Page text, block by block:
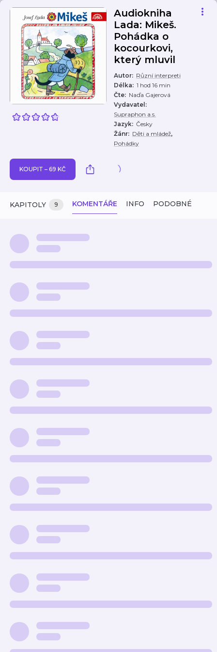
Audiokniha
Lada: Mikeš.
Pohádka o
kocourkovi,
který mluvil
Autor: Různí interpreti
Délka: 1 hod 16 min
Čte: Naďa Gajerová
Vydavatel :
Supraphon a.s.
Jazyk: Česky
Žánr: Děti a mládež,
Pohádky
KOUPIT – 69 KČ
KAPITOLY 9 KOMENTÁŘE INFO PODOBNÉ